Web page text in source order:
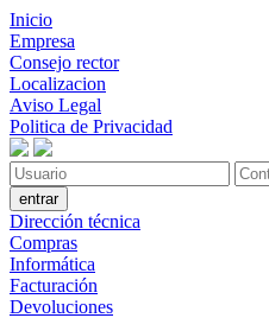
Inicio
Empresa
Consejo rector
Localizacion
Aviso Legal
Politica de Privacidad
Dirección técnica
Compras
Informática
Facturación
Devoluciones